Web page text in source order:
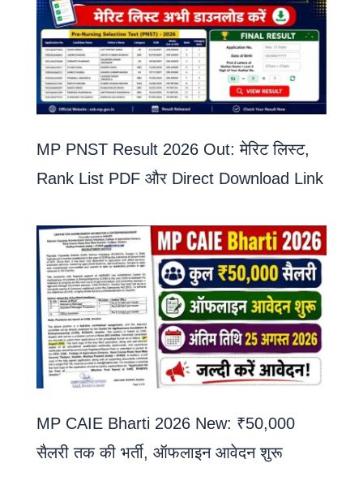
MP PNST Result 2026 Out: मेरिट लिस्ट,
Rank List PDF और Direct Download Link
MP CAIE Bharti 2026 New: ₹50,000
सैलरी तक की भर्ती, ऑफलाइन आवेदन शुरू